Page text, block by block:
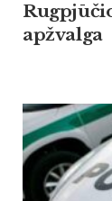
apžvalga